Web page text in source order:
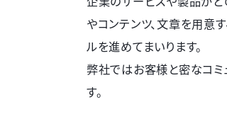
やコンテンツ、文章を用意
ルを進めてまいります。
弊社ではお客様と密なコミ
す。